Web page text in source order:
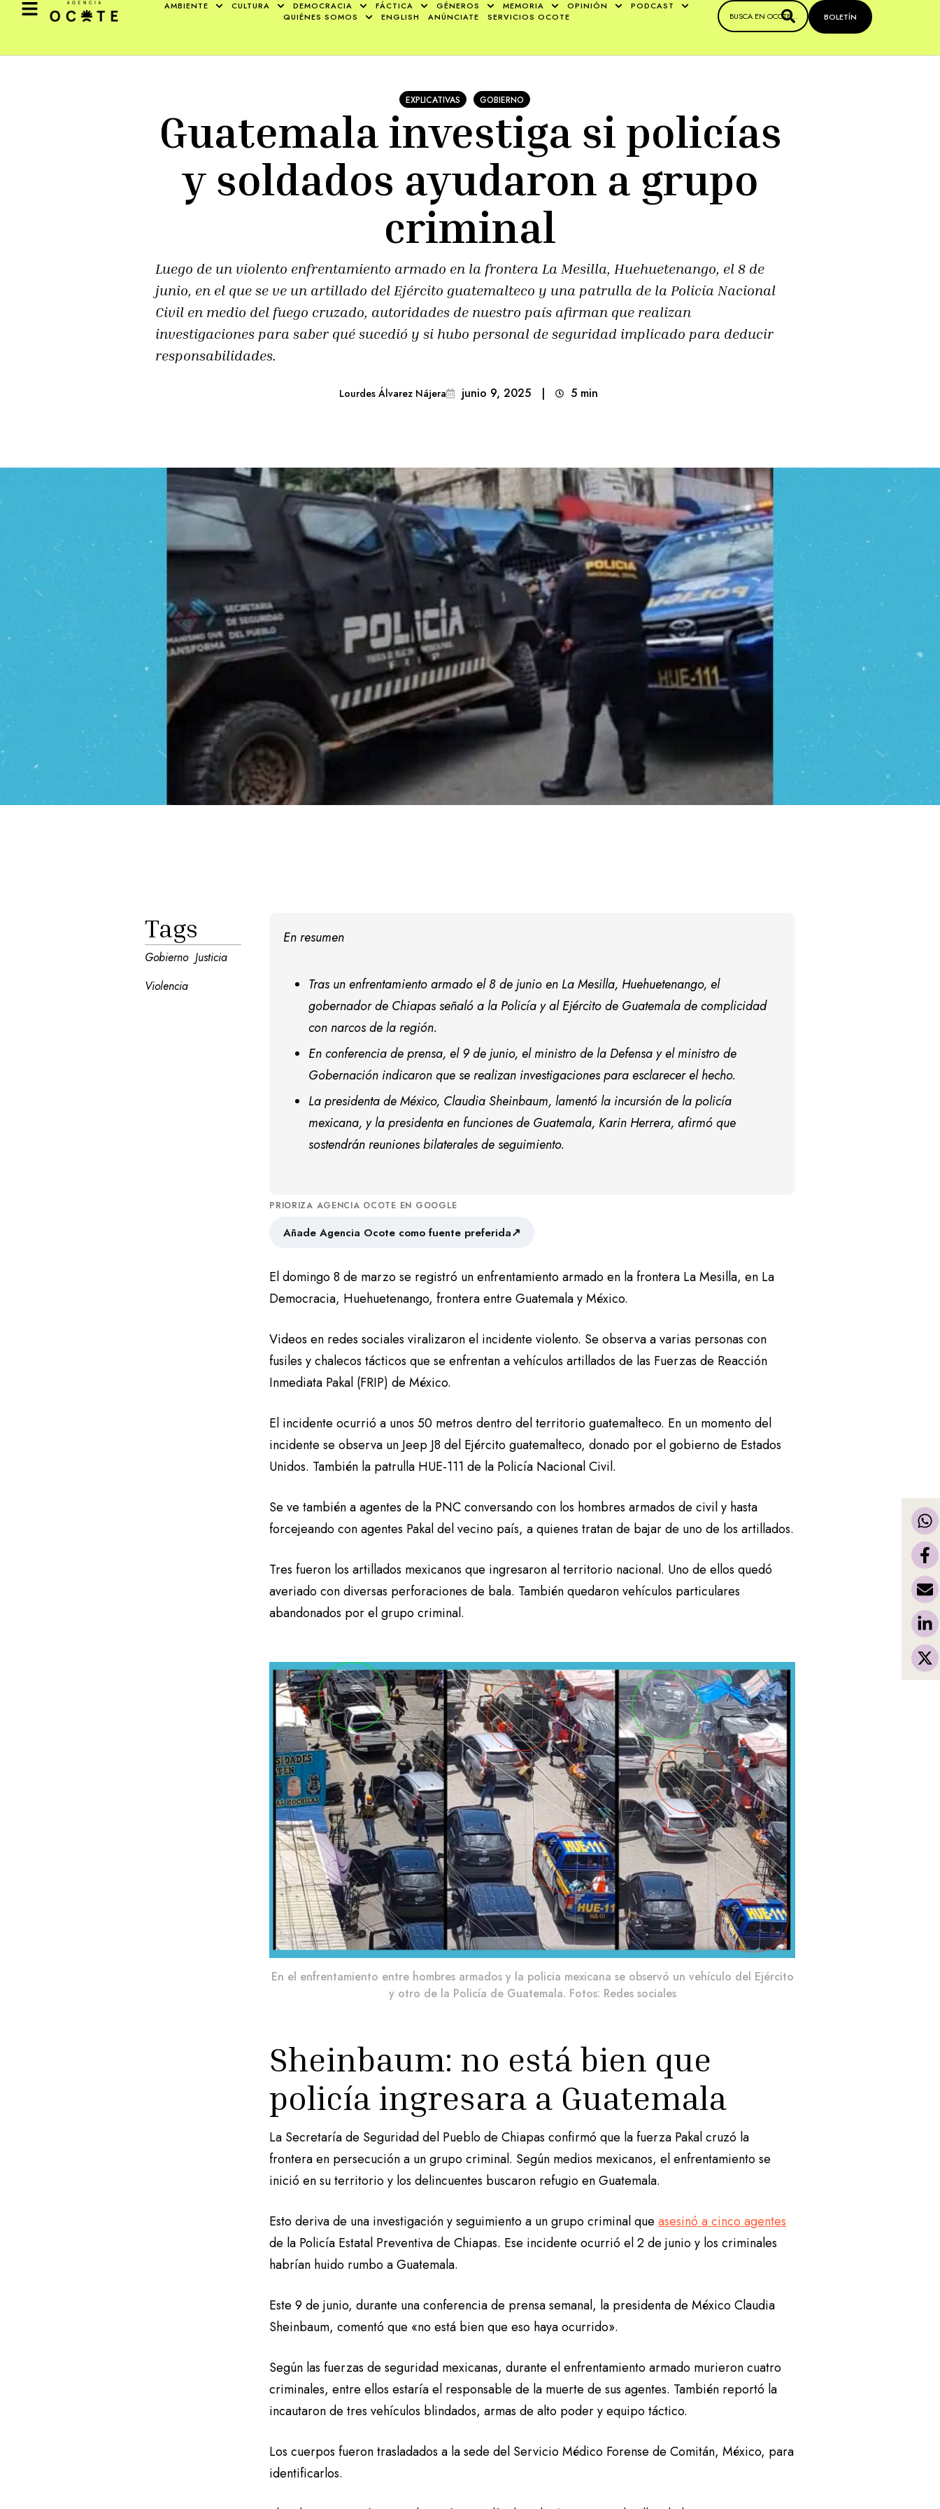
AMBIENTE CULTURA DEMOCRACIA FÁCTICA GÉNEROS MEMORIA OPINIÓN
PODCAST
QUIÉNES SOMOS
ENGLISH ANÚNCIATE SERVICIOS OCOTE BOLETÍN
EXPLICATIVAS GOBIERNO
Guatemala investiga si policías
y soldados ayudaron a grupo
criminal
Luego de un violento enfrentamiento armado en la frontera La Mesilla, Huehuetenango, el 8 de
junio, en el que se ve un artillado del Ejército guatemalteco y una patrulla de la Policía Nacional
Civil en medio del fuego cruzado, autoridades de nuestro país afirman que realizan
investigaciones para saber qué sucedió y si hubo personal de seguridad implicado para deducir
responsabilidades.
Lourdes Álvarez Nájera junio 9, 2025 | 5 min
Tags
Gobierno Justicia
Violencia
En resumen
Tras un enfrentamiento armado el 8 de junio en La Mesilla, Huehuetenango, el
gobernador de Chiapas señaló a la Policía y al Ejército de Guatemala de complicidad
con narcos de la región.
En conferencia de prensa, el 9 de junio, el ministro de la Defensa y el ministro de
Gobernación indicaron que se realizan investigaciones para esclarecer el hecho.
La presidenta de México, Claudia Sheinbaum, lamentó la incursión de la policía
mexicana, y la presidenta en funciones de Guatemala, Karin Herrera, afirmó que
sostendrán reuniones bilaterales de seguimiento.
PRIORIZA AGENCIA OCOTE EN GOOGLE
Añade Agencia Ocote como fuente preferida↗
El domingo 8 de marzo se registró un enfrentamiento armado en la frontera La Mesilla, en La
Democracia, Huehuetenango, frontera entre Guatemala y México.
Videos en redes sociales viralizaron el incidente violento. Se observa a varias personas con
fusiles y chalecos tácticos que se enfrentan a vehículos artillados de las Fuerzas de Reacción
Inmediata Pakal (FRIP) de México.
El incidente ocurrió a unos 50 metros dentro del territorio guatemalteco. En un momento del
incidente se observa un Jeep J8 del Ejército guatemalteco, donado por el gobierno de Estados
Unidos. También la patrulla HUE-111 de la Policía Nacional Civil.
Se ve también a agentes de la PNC conversando con los hombres armados de civil y hasta
forcejeando con agentes Pakal del vecino país, a quienes tratan de bajar de uno de los artillados.
Tres fueron los artillados mexicanos que ingresaron al territorio nacional. Uno de ellos quedó
averiado con diversas perforaciones de bala. También quedaron vehículos particulares
abandonados por el grupo criminal.
En el enfrentamiento entre hombres armados y la policia mexicana se observó un vehículo del Ejército
y otro de la Policía de Guatemala. Fotos: Redes sociales
Sheinbaum: no está bien que
policía ingresara a Guatemala
La Secretaría de Seguridad del Pueblo de Chiapas confirmó que la fuerza Pakal cruzó la
frontera en persecución a un grupo criminal. Según medios mexicanos, el enfrentamiento se
inició en su territorio y los delincuentes buscaron refugio en Guatemala.
Esto deriva de una investigación y seguimiento a un grupo criminal queasesinó a cinco agentes
de la Policía Estatal Preventiva de Chiapas. Ese incidente ocurrió el 2 de junio y los criminales
habrían huido rumbo a Guatemala.
Este 9 de junio, durante una conferencia de prensa semanal, la presidenta de México Claudia
Sheinbaum, comentó que «no está bien que eso haya ocurrido».
Según las fuerzas de seguridad mexicanas, durante el enfrentamiento armado murieron cuatro
criminales, entre ellos estaría el responsable de la muerte de sus agentes. También reportó la
incautaron de tres vehículos blindados, armas de alto poder y equipo táctico.
Los cuerpos fueron trasladados a la sede del Servicio Médico Forense de Comitán, México, para
identificarlos.